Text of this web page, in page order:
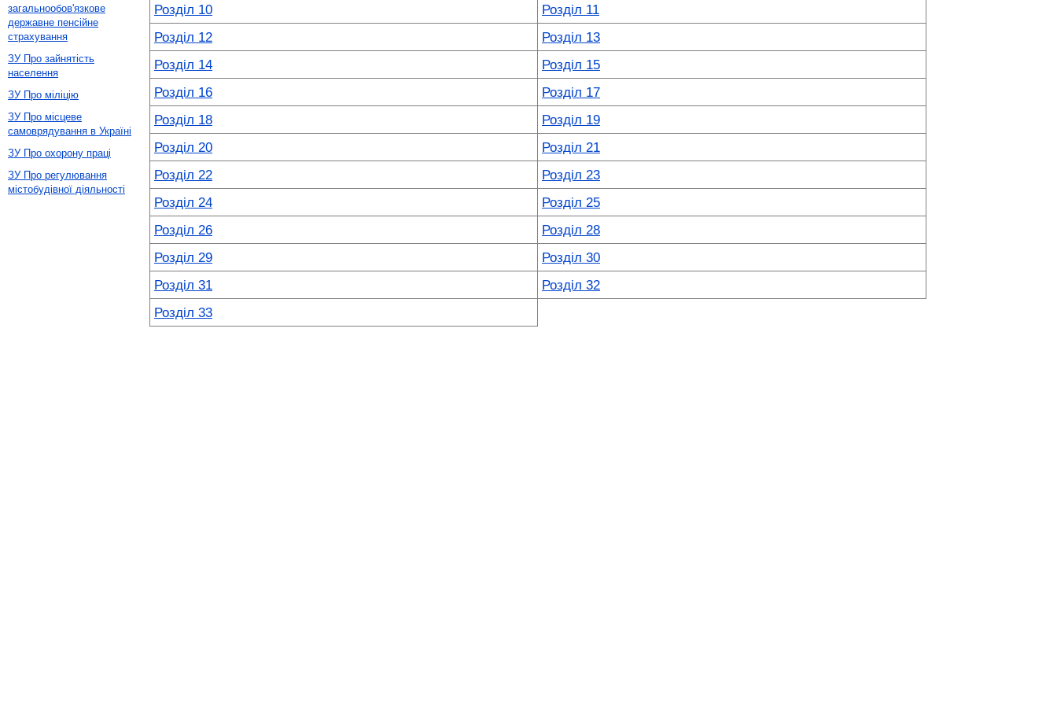
Розділ 10
Розділ 11
Розділ 12
Розділ 13
Розділ 14
Розділ 15
Розділ 16
Розділ 17
Розділ 18
Розділ 19
Розділ 20
Розділ 21
Розділ 22
Розділ 23
Розділ 24
Розділ 25
Розділ 26
Розділ 28
Розділ 29
Розділ 30
Розділ 31
Розділ 32
Розділ 33
загальнообов'язкове
державне пенсійне
страхування
ЗУ Про зайнятість
населення
ЗУ Про міліцію
ЗУ Про місцеве
самоврядування в Україні
ЗУ Про охорону праці
ЗУ Про регулювання
містобудівної діяльності